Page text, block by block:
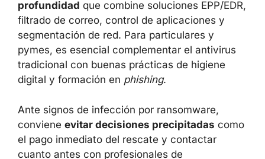
profundidad que combine soluciones EPP/EDR,
filtrado de correo, control de aplicaciones y
segmentación de red. Para particulares y
pymes, es esencial complementar el antivirus
tradicional con buenas prácticas de higiene
digital y formación en phishing.
Ante signos de infección por ransomware,
conviene evitar decisiones precipitadas como
el pago inmediato del rescate y contactar
cuanto antes con profesionales de